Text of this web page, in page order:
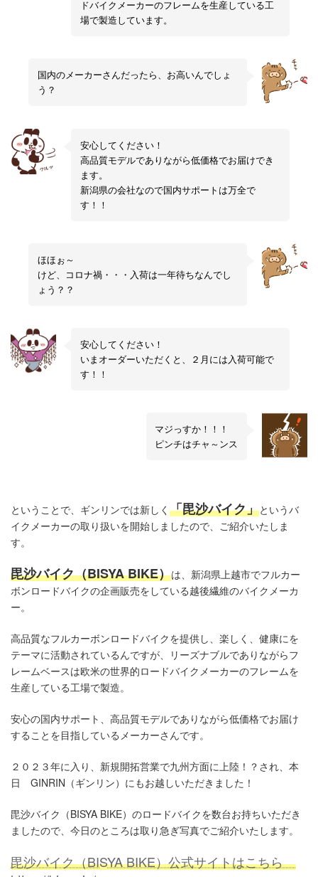
ドバイクメーカーのフレームを生産している工
場で製造しています。
国内のメーカーさんだったら、お高いんでしょ
う？
安心してください！
高品質モデルでありながら低価格でお届けでき
ます。
新潟県の会社なので国内サポートは万全で
す！！
ほほぉ～
けど、コロナ禍・・・入荷は一年待ちなんでし
ょう？？
安心してください！
いまオーダーいただくと、２月には入荷可能で
す！！
マジっすか！！！
ピンチはチャ～ンス
ということで、ギンリンでは新しく 「毘沙バイク」というバ
イクメーカーの取り扱いを開始しましたので、ご紹介いたしま
す。
毘沙バイク（BISYA BIKE）は、新潟県上越市でフルカー
ボンロードバイクの企画販売をしている越後繊維のバイクメーカ
ー。
高品質なフルカーボンロードバイクを提供し、楽しく、健康にを
テーマに活動されているんですが、リーズナブルでありながらフ
レームベースは欧米の世界的ロードバイクメーカーのフレームを
生産している工場で製造。
安心の国内サポート、高品質モデルでありながら低価格でお届け
することを目指しているメーカーさんです。
２０２３年に入り、新規開拓営業で九州方面に上陸！？され、本
日 GINRIN（ギンリン）にもお越しいただきました！
毘沙バイク（BISYA BIKE）のロードバイクを数台お持ちいただき
ましたので、今日のところは取り急ぎ写真でご紹介いたします。
毘沙バイク（BISYA BIKE）公式サイトはこちら